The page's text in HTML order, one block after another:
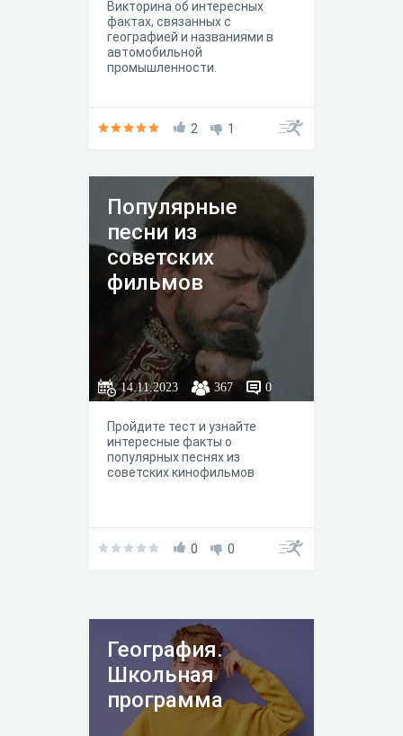
Викторина об интересных
фактах, связанных с
географией и названиями в
автомобильной
промышленности.
2 1
Популярные
песни из
советских
фильмов
14.11.2023 367 0
Пройдите тест и узнайте
интересные факты о
популярных песнях из
советских кинофильмов
0 0
География.
Школьная
программа